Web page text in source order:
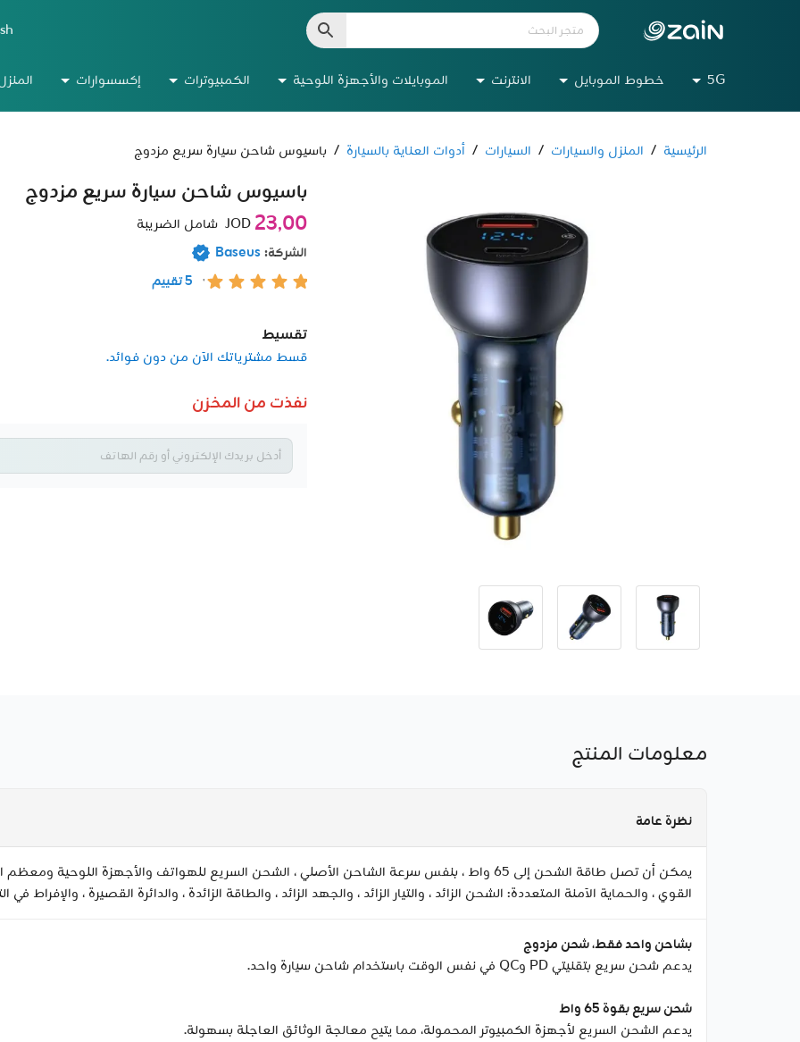
5G خطوط الموبايل الانترنت الموبايلات والأجهزة اللوحية الكمبيوترات إكسسوارات
الرئيسية / المنزل والسيارات / السيارات / أدوات العناية بالسيارة / باسيوس شاحن سيارة سريع مزدوج
باسيوس شاحن سيارة سريع مزدوج
23٫00
شامل الضريبة
الشركة:Baseus
5 تقييم
تقسيط
قسط مشترياتك الآن من دون فوائد.
نفذت من المخزن
معلومات المنتج
نظرة عامة
يمكن أن تصل طاقة الشحن إلى 65 واط ، بنفس سرعة الشاحن الأصلي ، الشحن السريع للهواتف والأجهزة اللوحية
القوي ، والحماية الآمنة المتعددة: الشحن الزائد ، والتيار الزائد ، والجهد الزائد ، والطاقة الزائدة ، والدائرة القصيرة ، والإفراط في
بشاحن واحد فقط، شحن مزدوج
يدعم شحن سريع بتقنيتي PD وQC في نفس الوقت باستخدام شاحن سيارة واحد.
شحن سريع بقوة 65 واط
يدعم الشحن السريع لأجهزة الكمبيوتر المحمولة، مما يتيح معالجة الوثائق العاجلة بسهولة.